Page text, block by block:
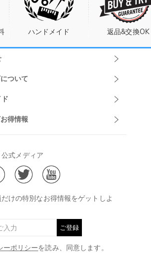
ハンドメイド 返品&交換OK
ついて
ついて
法に基づく表示
手入れ
得情報
トについて
けの特別なお得情報をゲットしよ
ご登録
ーポリシーを読み、同意します。
式メディア